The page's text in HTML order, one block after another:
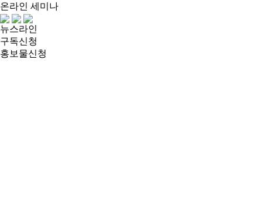
온라인 세미나
뉴스라인
구독신청
홍보물신청